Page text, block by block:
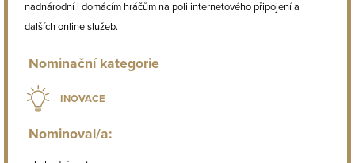
nadnárodní i domácím hráčům na poli internetového připojení a
dalších online služeb.
Nominační kategorie
INOVACE
Nominoval/a: